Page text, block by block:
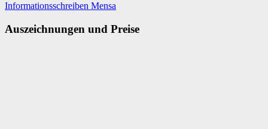
Informationsschreiben Mensa
Auszeichnungen und Preise